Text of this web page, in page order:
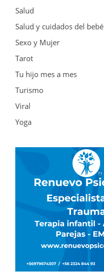
Salud
Salud y cuidados del bebé
Sexo y Mujer
Tarot
Tu hijo mes a mes
Turismo
Viral
Yoga